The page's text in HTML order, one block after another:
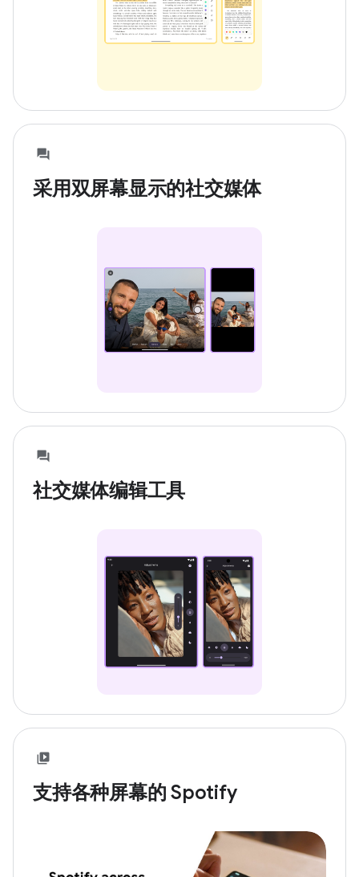
采用双屏幕显示的社交媒体
社交媒体编辑工具
支持各种屏幕的 Spotify